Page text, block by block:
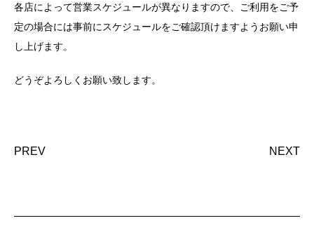
各店によって営業スケジュールが異なりますので、ご利用をご予
定の場合には事前にスケジュールをご確認頂けますようお願い申
し上げます。
どうぞよろしくお願い致します。
PREV NEXT